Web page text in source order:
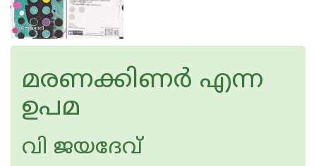
മരണക്കിണര്‍ എന്ന
ഉപമ
വി ജയദേവ്